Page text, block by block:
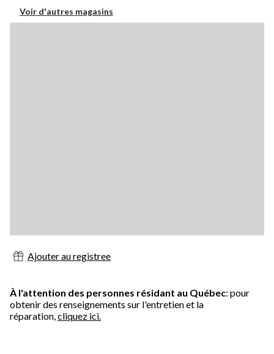
Voir d'autres magasins
Ajouter au registree
À l'attention des personnes résidant au Québec: pour
obtenir des renseignements sur l'entretien et la
réparation,cliquez ici.